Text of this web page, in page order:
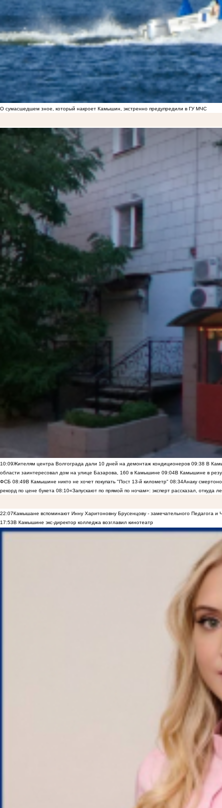
О сумасшедшем зное, который накроет Камышин, экстренно предупредили в ГУ МЧС
10:09Жителям центра Волгограда дали 10 дней на демонтаж кондиционеров 09:38 В
области заинтересовал дом на улице Базарова, 160 в Камышине 09:04В Камышине в
ФСБ 08:49В Камышине никто не хочет покупать "Пост 13-й километр" 08:34Анаку
рекорд по цене букета 08:10«Запускают по прямой по ночам»: эксперт рассказал, откуда
22:07Камышане вспоминают Инну Харитоновну Брусенцову - замечательного Педагога и
17:53В Камышине экс-директор колледжа возглавил кинотеатр